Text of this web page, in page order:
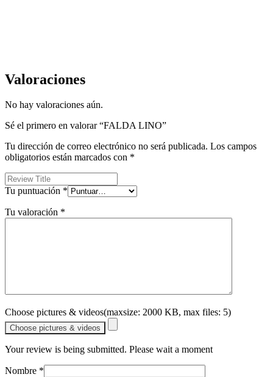
Valoraciones
No hay valoraciones aún.
Sé el primero en valorar “FALDA LINO”
Tu dirección de correo electrónico no será publicada. Los campos
obligatorios están marcados con *
Tu puntuación *
Tu valoración *
Choose pictures & videos(maxsize: 2000 KB, max files: 5)
Choose pictures & videos
Your review is being submitted. Please wait a moment
Nombre *